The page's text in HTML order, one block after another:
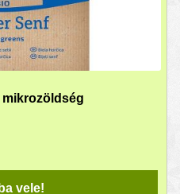
mikrozöldség
vele!